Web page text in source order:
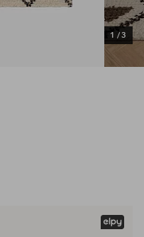
1 /3